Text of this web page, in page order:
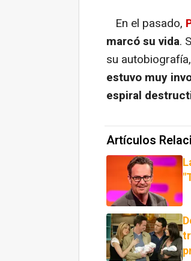
En el pasado,
marcó su vida.
su
estuvo muy
espiral
Artículos